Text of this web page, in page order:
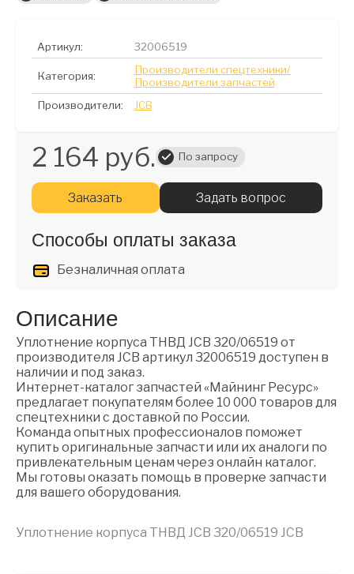
Артикул: 32006519
Категория:
Производители спецтехники/
Производители запчастей
Производители:
JCB
2 164 руб. По запросу
Заказать Задать вопрос
Способы оплаты заказа
Безналичная оплата
Описание
Уплотнение корпуса ТНВД JCB 320/06519 от
производителя JCB артикул 32006519 доступен в
наличии и под заказ.
Интернет-каталог запчастей «Майнинг Ресурс»
предлагает покупателям более 10 000 товаров для
спецтехники с доставкой по России.
Команда опытных профессионалов поможет
купить оригинальные запчасти или их аналоги по
привлекательным ценам через онлайн каталог.
Мы готовы оказать помощь в проверке запчасти
для вашего оборудования.
Уплотнение корпуса ТНВД JCB 320/06519 JCB